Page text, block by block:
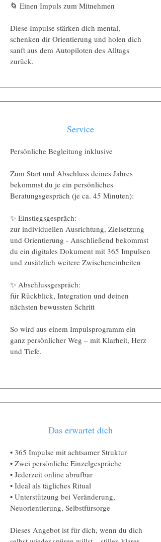
🌀 Einen Impuls zum Mitnehmen
Diese Impulse stärken dich mental,
schenken dir Orientierung und holen dich
sanft aus dem Autopiloten des Alltags
zurück.
Service
Persönliche Begleitung inklusive
Zum Start und Abschluss deines Jahres
bekommst du je ein persönliches
Beratungsgespräch (je ca. 45 Minuten):
✨ Einstiegsgespräch:
zur individuellen Ausrichtung, Zielsetzung
und Orientierung - Anschließend bekommst
du ein digitales Dokument mit 365 Impulsen
und zusätzlich weitere Zwischeneinheiten
✨ Abschlussgespräch:
für Rückblick, Integration und deinen
nächsten bewussten Schritt
So wird aus einem Impulsprogramm ein
ganz persönlicher Weg – mit Klarheit, Herz
und Tiefe.
Das erwartet dich
• 365 Impulse mit achtsamer Struktur
• Zwei persönliche Einzelgespräche
• Jederzeit online abrufbar
• Ideal als tägliches Ritual
• Unterstützung bei Veränderung,
Neuorientierung, Selbstfürsorge
Dieses Angebot ist für dich, wenn du dich